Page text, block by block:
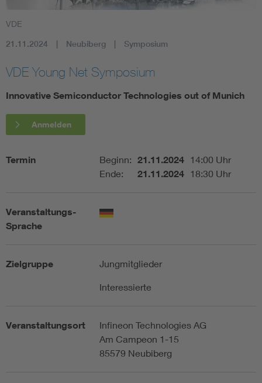
Electromobility
Energy efficiency
Functional safety
VDE
21.11.2024 Neubiberg Symposium
VDE Young Net Symposium
Innovative Semiconductor Technologies out of Munich
Anmelden
Termin Beginn: 21.11.2024 14:00 Uhr
Ende:
21.11.2024 18:30 Uhr
Veranstaltungs-
Sprache
Zielgruppe Jungmitglieder
Interessierte
Veranstaltungsort
Infineon Technologies AG
Am Campeon 1-15
85579 Neubiberg